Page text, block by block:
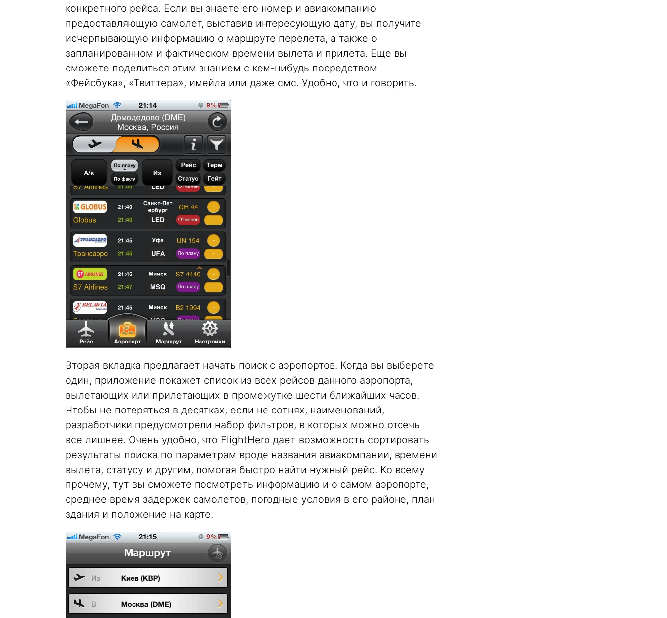
конкретного рейса. Если вы знаете его номер и авиакомпанию
предоставляющую самолет, выставив интересующую дату, вы получите
исчерпывающую информацию о маршруте перелета, а также о
запланированном и фактическом времени вылета и прилета. Еще вы
сможете поделиться этим знанием с кем-нибудь посредством
«Фейсбука», «Твиттера», имейла или даже смс. Удобно, что и говорить.
Вторая вкладка предлагает начать поиск с аэропортов. Когда вы выберете
один, приложение покажет список из всех рейсов данного аэропорта,
вылетающих или прилетающих в промежутке шести ближайших часов.
Чтобы не потеряться в десятках, если не сотнях, наименований,
разработчики предусмотрели набор фильтров, в которых можно отсечь
все лишнее. Очень удобно, что FlightHero дает возможность сортировать
результаты поиска по параметрам вроде названия авиакомпании, времени
вылета, статусу и другим, помогая быстро найти нужный рейс. Ко всему
прочему, тут вы сможете посмотреть информацию и о самом аэропорте,
среднее время задержек самолетов, погодные условия в его районе, план
здания и положение на карте.